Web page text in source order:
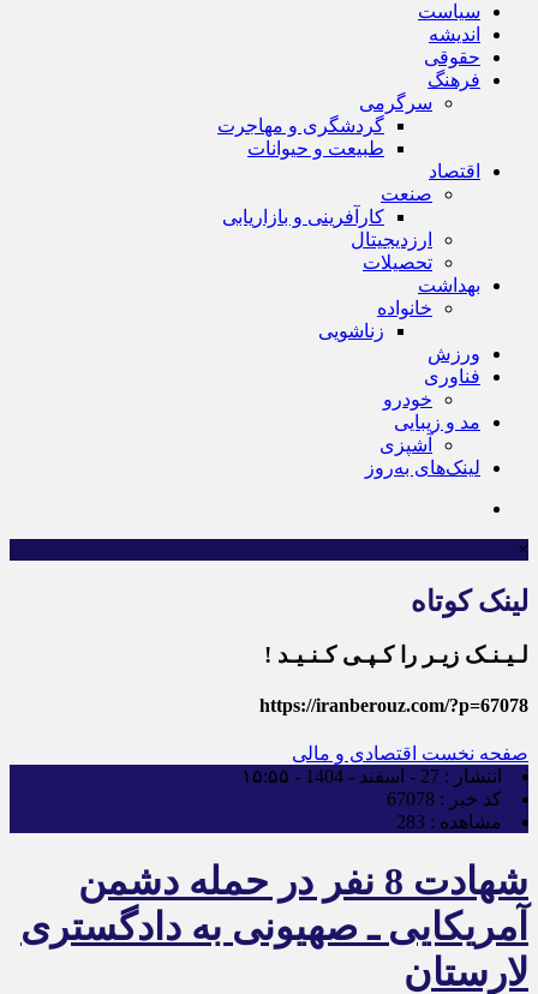
سیاست
اندیشه
حقوقی
فرهنگ
سرگرمی
گردشگری و مهاجرت
طبیعت و حیوانات
اقتصاد
صنعت
کارآفرینی و بازاریابی
ارزدیجیتال
تحصیلات
بهداشت
خانواده
زناشویی
ورزش
فناوری
خودرو
مد و زیبایی
آشپزی
لینک‌های به‌روز
×
لینک کوتاه
لـیـنـک زیـر را کـپـی کـنـیـد !
https://iranberouz.com/?p=67078
صفحه نخست اقتصادی و مالی
انتشار : 27 - اسفند - 1404 - ۱۵:۵۵
کد خبر : 67078
مشاهده : 283
شهادت 8 نفر در حمله دشمن
آمریکایی ـ صهیونی‌ به دادگستری
لارستان